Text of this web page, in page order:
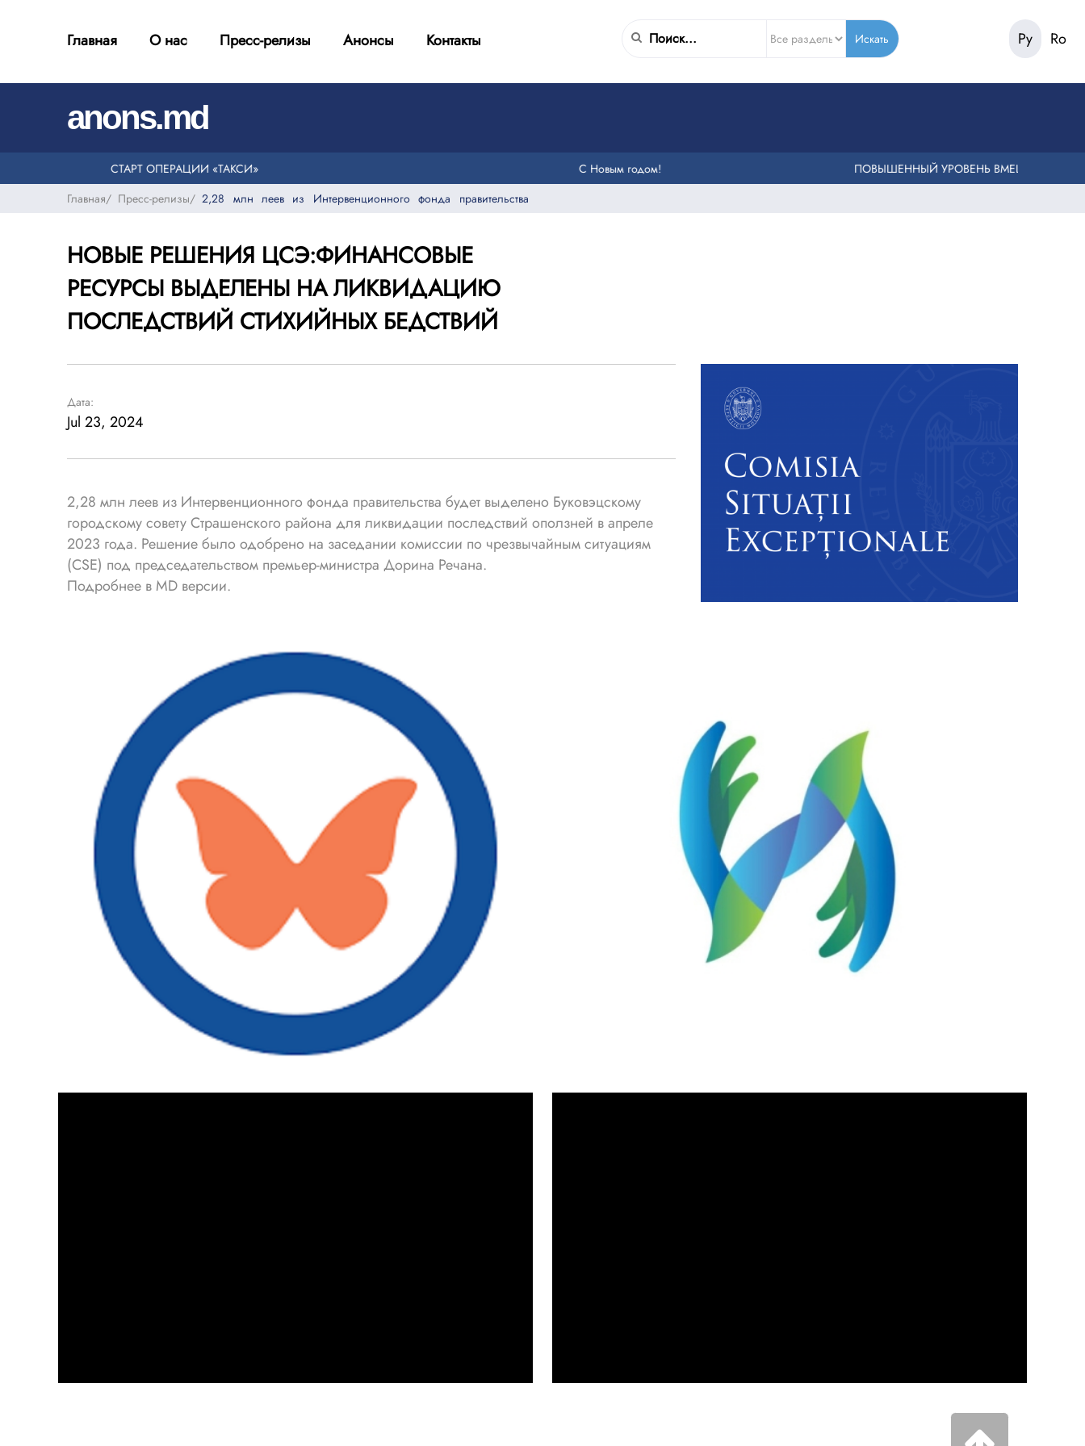
Ру Ro
Главная О нас Пресс-релизы Анонсы Контакты Искать
anons.md
СТАРТ ОПЕРАЦИИ «ТАКСИ» С Новым годом!
ПОВЫШЕННЫЙ УРОВЕНЬ ВМЕШАТЕЛЬСТВА
Главная/ Пресс-релизы/ 2,28 млн леев из Интервенционного фонда правительства
НОВЫЕ РЕШЕНИЯ ЦСЭ:ФИНАНСОВЫЕ
РЕСУРСЫ ВЫДЕЛЕНЫ НА ЛИКВИДАЦИЮ
ПОСЛЕДСТВИЙ СТИХИЙНЫХ БЕДСТВИЙ
Дата:
Jul 23, 2024
2,28 млн леев из Интервенционного фонда правительства будет выделено Буковэцскому
городскому совету Страшенского района для ликвидации последствий оползней в апреле
2023 года. Решение было одобрено на заседании комиссии по чрезвычайным ситуациям
(CSE) под председательством премьер-министра Дорина Речана.
Подробнее в MD версии.